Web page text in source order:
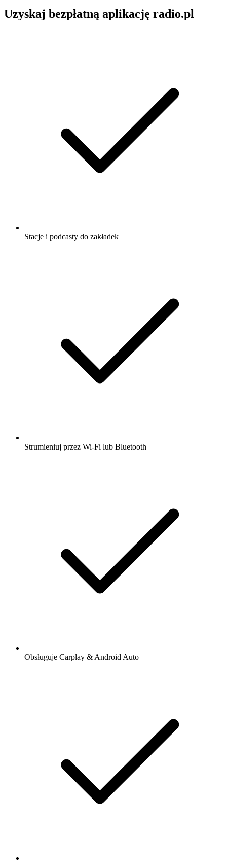
Uzyskaj bezpłatną aplikację radio.pl
Stacje i podcasty do zakładek
Strumieniuj przez Wi-Fi lub Bluetooth
Obsługuje Carplay & Android Auto